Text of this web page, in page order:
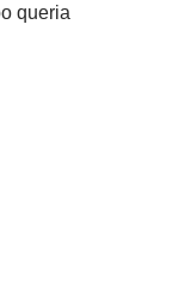
queria